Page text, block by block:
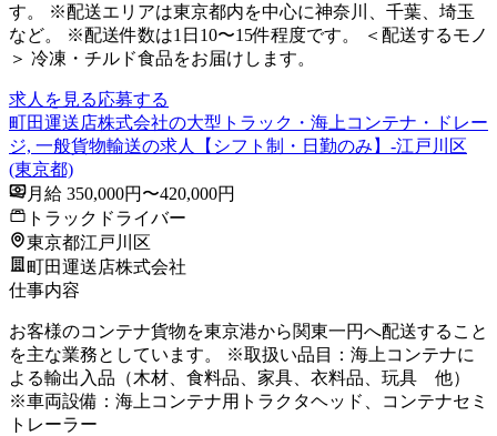
す。 ※配送エリアは東京都内を中心に神奈川、千葉、埼玉
など。 ※配送件数は1日10〜15件程度です。 ＜配送するモノ
＞ 冷凍・チルド食品をお届けします。
求人を見る応募する
町田運送店株式会社の大型トラック・海上コンテナ・ドレー
ジ, 一般貨物輸送の求人【シフト制・日勤のみ】-江戸川区
(東京都)
月給 350,000円〜420,000円
トラックドライバー
東京都江戸川区
町田運送店株式会社
仕事内容
お客様のコンテナ貨物を東京港から関東一円へ配送すること
を主な業務としています。 ※取扱い品目：海上コンテナに
よる輸出入品（木材、食料品、家具、衣料品、玩具 他）
※車両設備：海上コンテナ用トラクタヘッド、コンテナセミ
トレーラー